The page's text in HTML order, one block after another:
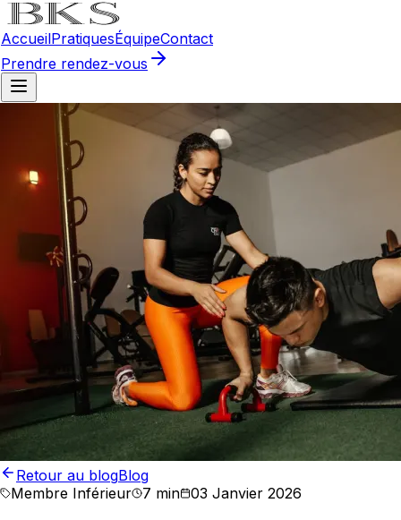
AccueilPratiquesÉquipeContact
Prendre rendez-vous
Retour au blogBlog
Membre Inférieur
7 min 03 Janvier 2026